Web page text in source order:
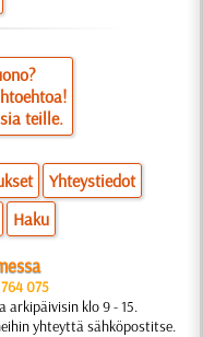
teille.
Yhteystiedot
Haku
075
arkipäivisin klo 9 - 15.
yhteyttä sähköpostitse.